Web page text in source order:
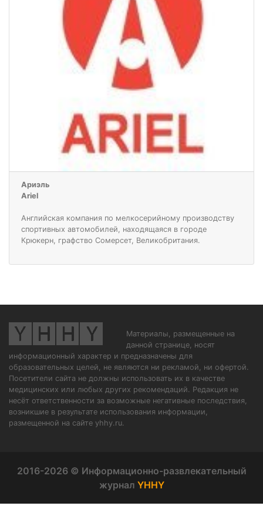
Ариэль
Ariel
Английская компания по мелкосерийному производству
спортивных автомобилей, находящаяся в городе
Крюкерн, графство Сомерсет, Великобритания.
Материалы, размещенные на
данной странице, носят
информационный характер и предназначены для
образовательных целей, не являются ни рекламой, ни офертой.
Посетители сайта не должны использовать их в качестве
медицинских или любых других рекомендаций. Редакция не
несёт ответственности за возможные негативные последствия,
возникшие в результате использования информации,
размещенной на сайте yhhy.ru.
2016-2026 © Информационно-развлекательный
журнал YHHY